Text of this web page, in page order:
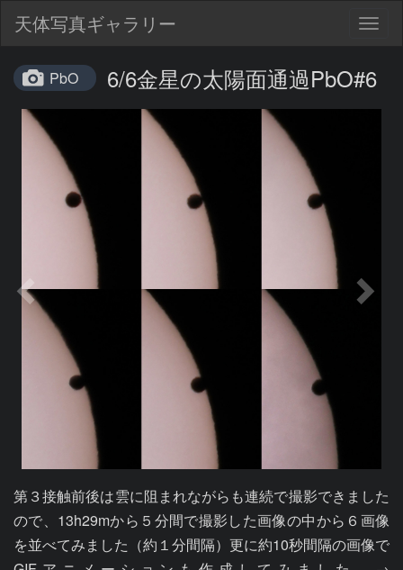
天体写真ギャラリー
PbO 6/6金星の太陽面通過PbO#6
第３接触前後は雲に阻まれながらも連続で撮影できました
ので、13h29mから５分間で撮影した画像の中から６画像
を並べてみました（約１分間隔）更に約10秒間隔の画像で